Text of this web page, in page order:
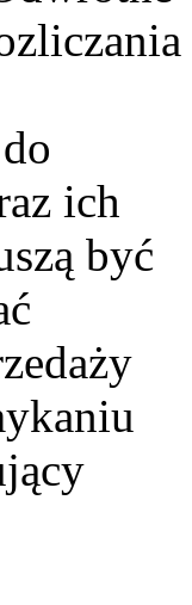
ich
być